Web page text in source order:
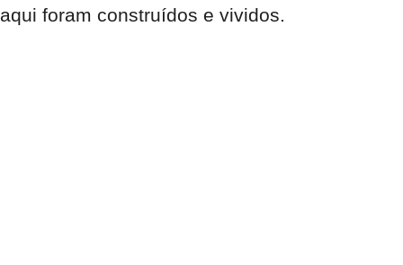
aqui foram construídos e vividos.